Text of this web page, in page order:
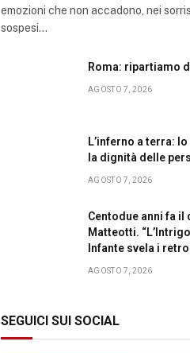
emozioni che non accadono, nei
sospesi…
Roma: ripartiamo
AGOSTO 7, 2026
L’inferno a terra:
la dignità delle
AGOSTO 7, 2026
Centodue anni fa il
Matteotti.
Infante svela i
AGOSTO 7, 2026
SEGUICI SUI SOCIAL